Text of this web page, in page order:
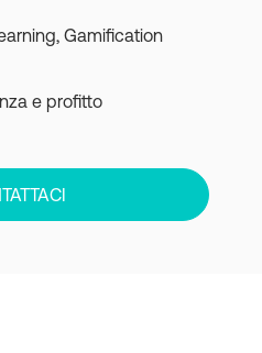
Gamification
e profitto